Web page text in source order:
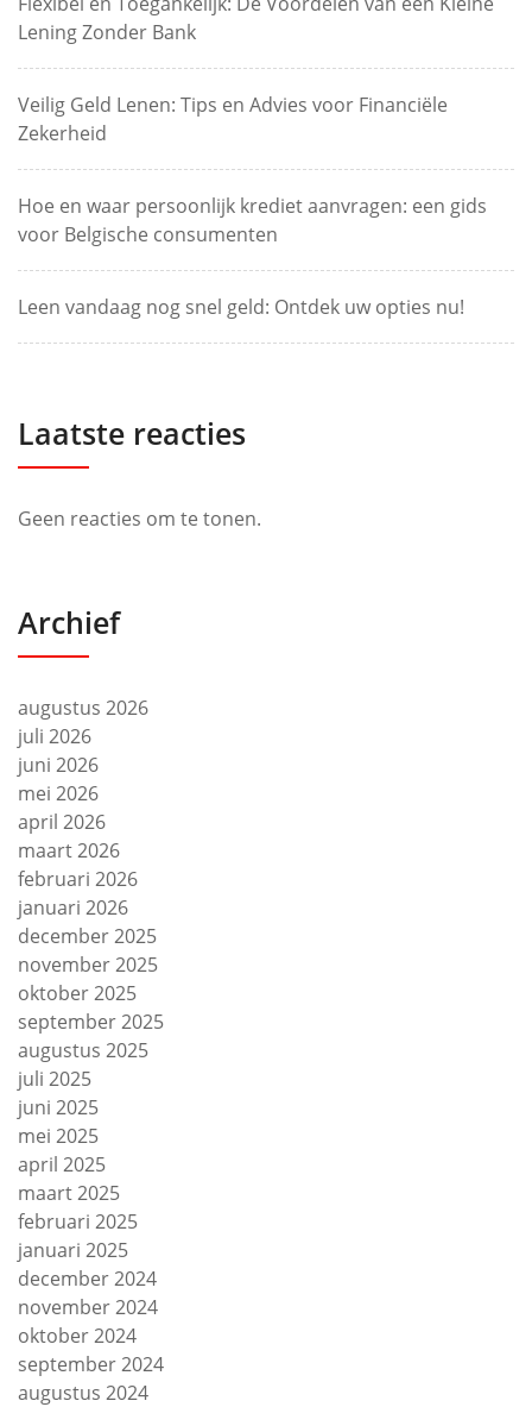
Lening Zonder Bank
Veilig Geld Lenen: Tips en Advies voor Financiële
Zekerheid
Hoe en waar persoonlijk krediet aanvragen: een gids
voor Belgische consumenten
Leen vandaag nog snel geld: Ontdek uw opties nu!
Laatste reacties
Geen reacties om te tonen.
Archief
augustus 2026
juli 2026
juni 2026
mei 2026
april 2026
maart 2026
februari 2026
januari 2026
december 2025
november 2025
oktober 2025
september 2025
augustus 2025
juli 2025
juni 2025
mei 2025
april 2025
maart 2025
februari 2025
januari 2025
december 2024
november 2024
oktober 2024
september 2024
augustus 2024